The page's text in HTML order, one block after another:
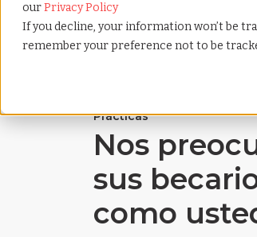
ourPrivacy Policy
If you decline, your information won’t be
remember your preference not to be
Prácticas
Nos
sus
como